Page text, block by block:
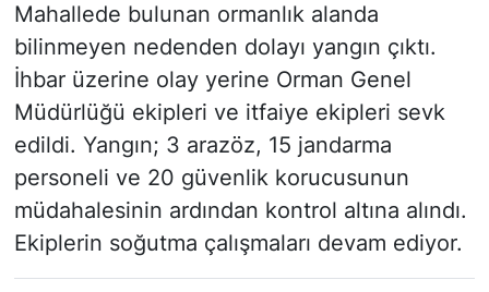
Mahallede bulunan ormanlık alanda
bilinmeyen nedenden dolayı yangın çıktı.
İhbar üzerine olay yerine Orman Genel
Müdürlüğü ekipleri ve itfaiye ekipleri sevk
edildi. Yangın; 3 arazöz, 15 jandarma
personeli ve 20 güvenlik korucusunun
müdahalesinin ardından kontrol altına alındı.
Ekiplerin soğutma çalışmaları devam ediyor.